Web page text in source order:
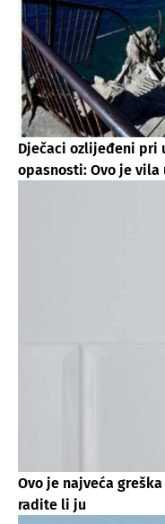
Dječaci ozlijeđeni pri
opasnosti: Ovo je
Ovo je najveća
radite li ju